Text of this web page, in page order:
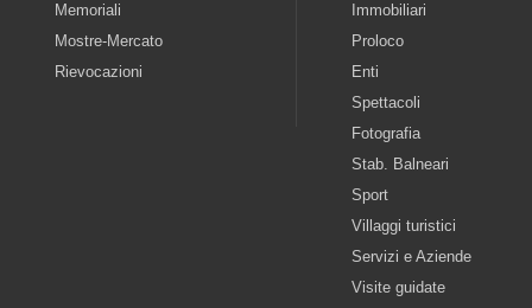
Memoriali
Mostre-Mercato
Rievocazioni
Immobiliari
Proloco
Enti
Spettacoli
Fotografia
Stab. Balneari
Sport
Villaggi turistici
Servizi e Aziende
Visite guidate